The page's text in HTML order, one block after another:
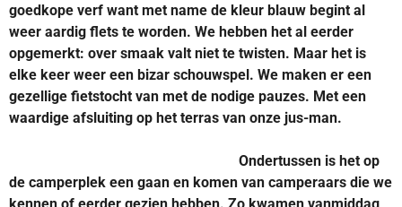
goedkope verf want met name de kleur blauw begint al
weer aardig flets te worden. We hebben het al eerder
opgemerkt: over smaak valt niet te twisten. Maar het is
elke keer weer een bizar schouwspel. We maken er een
gezellige fietstocht van met de nodige pauzes. Met een
waardige afsluiting op het terras van onze jus-man.
Ondertussen is het op
de camperplek een gaan en komen van camperaars die we
kennen of eerder gezien hebben. Zo kwamen vanmiddag